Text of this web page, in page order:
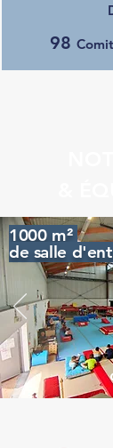
1000 m²
de salle
98